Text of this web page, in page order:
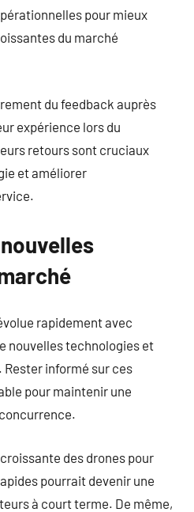
pour mieux
du marché
du feedback auprès
expérience lors du
retours sont cruciaux
et améliorer
rapidement avec
nouvelles technologies et
informé sur ces
pour maintenir une
des drones pour
pourrait devenir une
à court terme. De même,